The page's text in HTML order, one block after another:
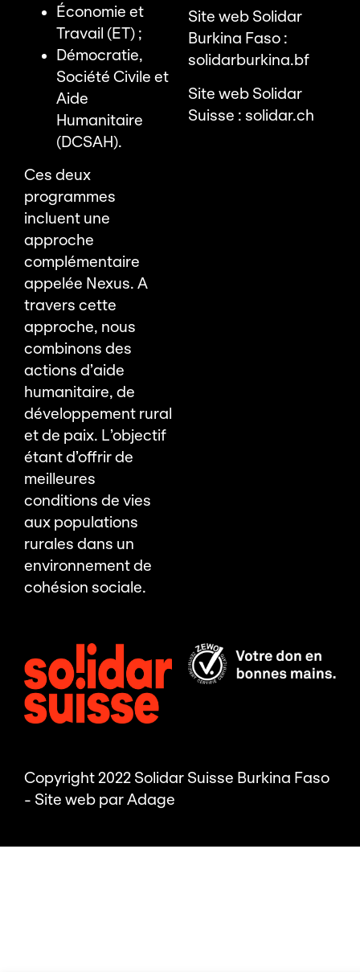
Économie et
Travail (ET) ;
Démocratie,
Société Civile et
Aide
Humanitaire
(DCSAH).
Ces deux
programmes
incluent une
approche
complémentaire
appelée Nexus. A
travers cette
approche, nous
combinons des
actions d’aide
humanitaire, de
développement rural
et de paix. L’objectif
étant d’offrir de
meilleures
conditions de vies
aux populations
rurales dans un
environnement de
cohésion sociale.
Site web Solidar
Burkina Faso :
solidarburkina.bf
Site web Solidar
Suisse : solidar.ch
Copyright 2022 Solidar Suisse Burkina Faso
- Site web parAdage